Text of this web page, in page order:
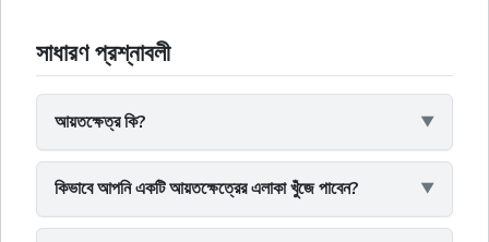
সাধারণ প্রশ্নাবলী
আয়তক্ষেত্র কি?
কিভাবে আপনি একটি আয়তক্ষেত্রের এলাকা খুঁজে পাবেন?